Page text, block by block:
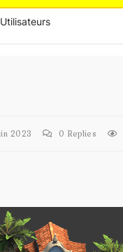
Utilisateurs
2023 0 Replies